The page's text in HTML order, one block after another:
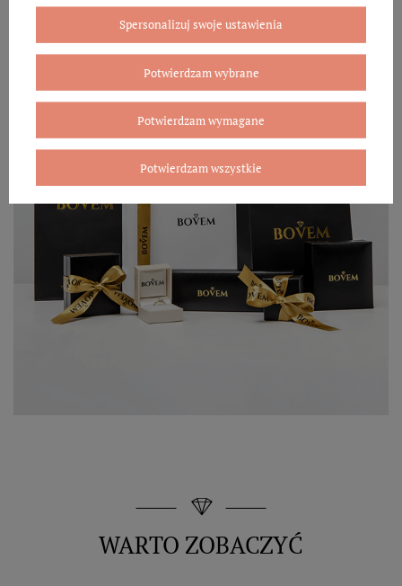
WARTO ZOBACZYĆ
Spersonalizuj swoje ustawienia
Potwierdzam wybrane
Potwierdzam wymagane
Potwierdzam wszystkie